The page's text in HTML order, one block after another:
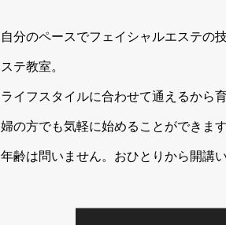
自分のペースでフェイシャルエステの
ステ教室。
ライフスタイルに合わせて通えるから
婦の方でも気軽に始めることができま
年齢は問いません。おひとりから開講